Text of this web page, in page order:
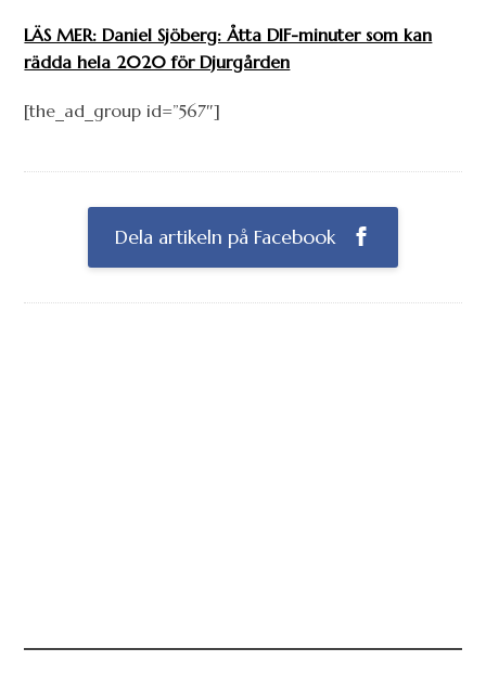
LÄS MER: Daniel Sjöberg: Åtta DIF-minuter som kan
rädda hela 2020 för Djurgården
[the_ad_group id=”567″]
Dela artikeln på Facebook